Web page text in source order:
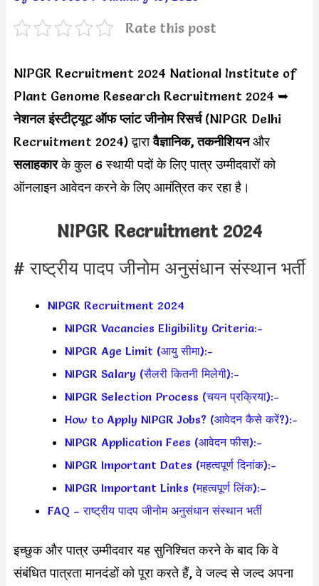
Rate this post
NIPGR Recruitment 2024 National Institute of
Plant Genome Research Recruitment 2024 ➥
नेशनल इंस्टीट्यूट ऑफ प्लांट जीनोम रिसर्च(NIPGR Delhi
Recruitment 2024) द्वारावैज्ञानिक, तकनीशियनऔर
सलाहकारके कुल 6 स्थायी पदों के लिए पात्र उम्मीदवारों को
ऑनलाइन आवेदन करने के लिए आमंत्रित कर रहा है।
NIPGR Recruitment 2024
# राष्‍ट्रीय पादप जीनोम अनुसंधान संस्‍थान भर्ती
NIPGR Recruitment 2024
NIPGR Vacancies Eligibility Criteria:-
NIPGR Age Limit (आयु सीमा):-
NIPGR Salary (सैलरी कितनी मिलेगी):-
NIPGR Selection Process (चयन प्रक्रिया):-
How to Apply NIPGR Jobs? (आवेदन कैसे करें?):-
NIPGR Application Fees (आवेदन फीस):-
NIPGR Important Dates (महत्वपूर्ण दिनांक):-
NIPGR Important Links (महत्वपूर्ण लिंक):–
FAQ – राष्ट्रीय पादप जीनोम अनुसंधान संस्थान भर्ती
इच्छुक और पात्र उम्मीदवार यह सुनिश्चित करने के बाद कि वे
संबंधित पात्रता मानदंडों को पूरा करते हैं, वे जल्द से जल्द अपना